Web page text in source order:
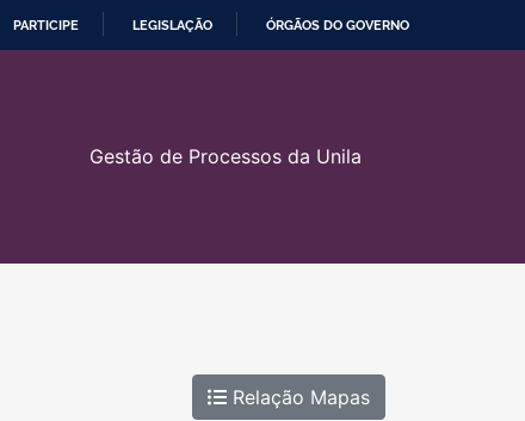
PARTICIPE LEGISLAÇÃO ÓRGÃOS DO GOVERNO
Gestão de Processos da Unila
Relação Mapas